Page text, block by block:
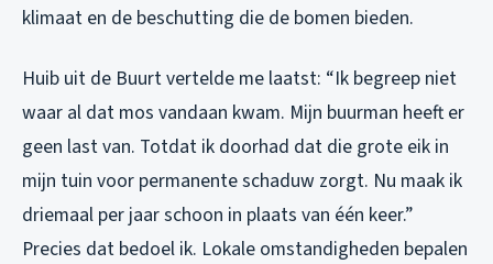
klimaat en de beschutting die de bomen bieden.
Huib uit de Buurt vertelde me laatst: “Ik begreep niet
waar al dat mos vandaan kwam. Mijn buurman heeft er
geen last van. Totdat ik doorhad dat die grote eik in
mijn tuin voor permanente schaduw zorgt. Nu maak ik
driemaal per jaar schoon in plaats van één keer.”
Precies dat bedoel ik. Lokale omstandigheden bepalen